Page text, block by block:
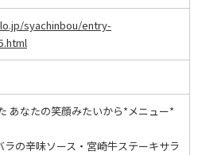
syachinbou/entry-
あなたの笑顔みたいから*メニュー*
ラの辛味ソース・宮崎牛ステーキサラ